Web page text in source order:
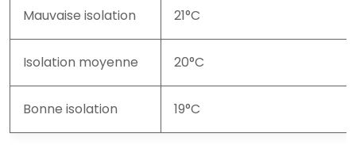
Mauvaise isolation 21°C
Isolation moyenne 20°C
Bonne isolation 19°C